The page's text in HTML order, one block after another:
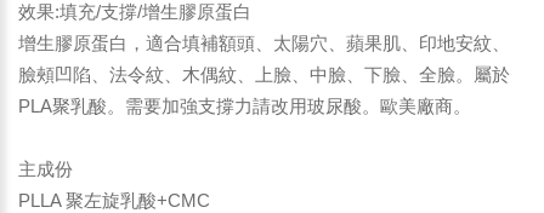
效果:填充/支撐/增生膠原蛋白
增生膠原蛋白，適合填補額頭、太陽穴、蘋果肌、印地安紋、
臉頰凹陷、法令紋、木偶紋、上臉、中臉、下臉、全臉。屬於
PLA聚乳酸。需要加強支撐力請改用玻尿酸。歐美廠商。
主成份
PLLA 聚左旋乳酸+CMC